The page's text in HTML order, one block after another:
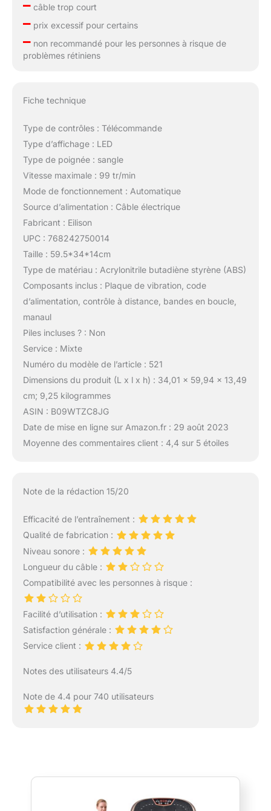
–câble trop court
–prix excessif pour certains
–non recommandé pour les personnes à risque de
problèmes rétiniens
Fiche technique
Type de contrôles : Télécommande
Type d’affichage : LED
Type de poignée : sangle
Vitesse maximale : 99 tr/min
Mode de fonctionnement : Automatique
Source d’alimentation : Câble électrique
Fabricant : Eilison
UPC : 768242750014
Taille : 59.5*34*14cm
Type de matériau : Acrylonitrile butadiène styrène (ABS)
Composants inclus : Plaque de vibration, code
d’alimentation, contrôle à distance, bandes en boucle,
manaul
Piles incluses ? : Non
Service : Mixte
Numéro du modèle de l’article : 521
Dimensions du produit (L x l x h) : 34,01 x 59,94 x 13,49
cm; 9,25 kilogrammes
ASIN : B09WTZC8JG
Date de mise en ligne sur Amazon.fr : 29 août 2023
Moyenne des commentaires client : 4,4 sur 5 étoiles
Note de la rédaction 15/20
Efficacité de l’entraînement :
Qualité de fabrication :
Niveau sonore :
Longueur du câble :
Compatibilité avec les personnes à risque :
Facilité d’utilisation :
Satisfaction générale :
Service client :
Notes des utilisateurs 4.4/5
Note de 4.4 pour 740 utilisateurs